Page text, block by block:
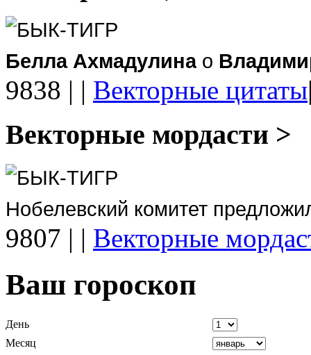
БЫК-ТИГР
Белла Ахмадулина о
9838 | | Векторные цитаты
Векторные мордасти >
БЫК-ТИГР
Нобелевский комитет
9807 | | Векторные
Ваш гороскоп
День
Месяц